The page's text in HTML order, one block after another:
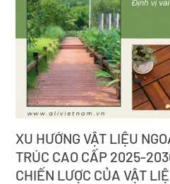
XU HƯỚNG VẬT LIỆU
TRÚC CAO CẤP 2025-
CHIẾN LƯỢC CỦA VẬT